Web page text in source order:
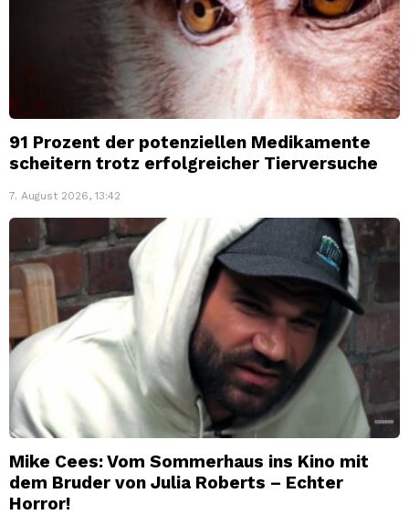
91 Prozent der potenziellen Medikamente
scheitern trotz erfolgreicher Tierversuche
7. August 2026, 13:42
Mike Cees: Vom Sommerhaus ins Kino mit
dem Bruder von Julia Roberts – Echter
Horror!